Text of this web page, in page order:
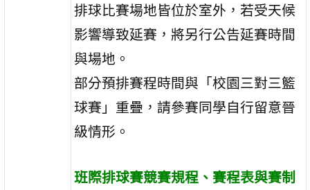
排球比賽場地皆位於室外，若受天候
影響導致延賽，將另行公告延賽時間
與場地。
部分預排賽程時間與「校園三對三籃
球賽」重疊，請參賽同學自行留意晉
級情形。
班際排球賽競賽規程、賽程表與賽制